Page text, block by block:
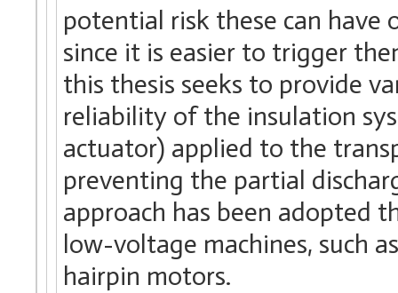
potential risk these can have
since it is easier to trigger
this thesis seeks to provide
reliability of the insulation
actuator) applied to the
preventing the partial
approach has been adopted
low-voltage machines, such
hairpin motors.